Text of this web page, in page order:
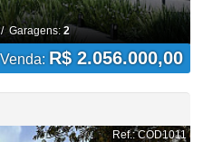
Garagens:2
Venda: R$ 2.056.000,00
Ref.: COD1011